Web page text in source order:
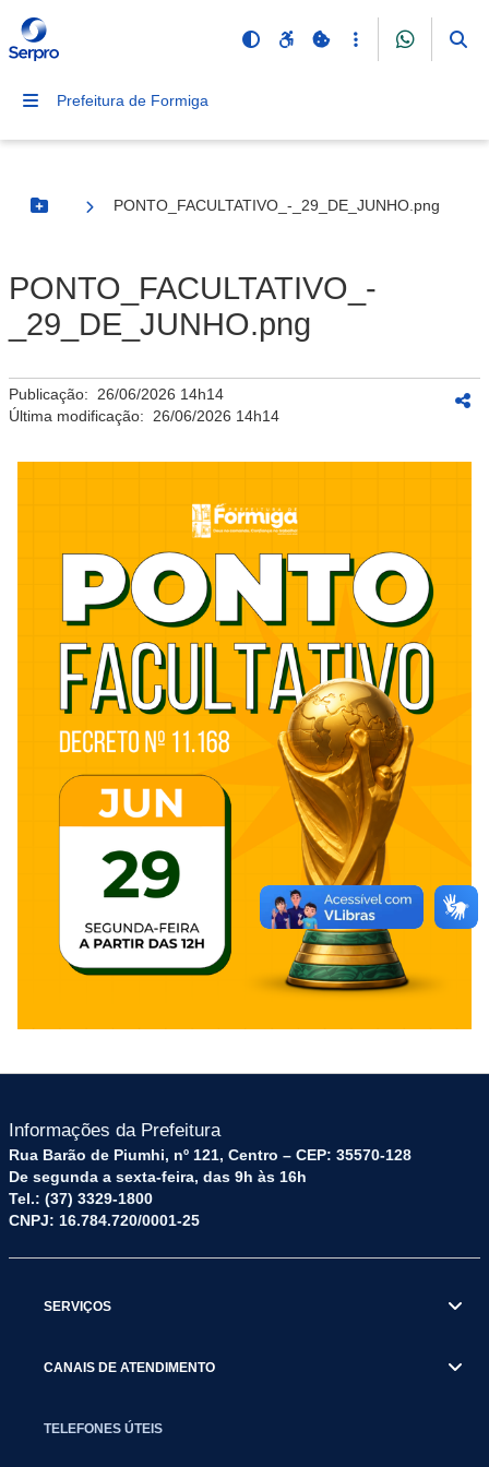
Prefeitura de Formiga
Botão Menu
PONTO_FACULTATIVO_-_29_DE_JUNHO.png
PONTO_FACULTATIVO_-
_29_DE_JUNHO.png
Publicação: 26/06/2026 14h14
Última modificação: 26/06/2026 14h14
Informações da Prefeitura
Rua Barão de Piumhi, nº 121, Centro – CEP: 35570-128
De segunda a sexta-feira, das 9h às 16h
Tel.: (37) 3329-1800
CNPJ: 16.784.720/0001-25
SERVIÇOS
CANAIS DE ATENDIMENTO
TELEFONES ÚTEIS